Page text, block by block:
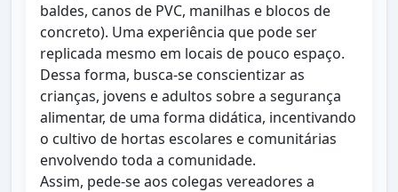
baldes, canos de PVC, manilhas e blocos de
concreto). Uma experiência que pode ser
replicada mesmo em locais de pouco espaço.
Dessa forma, busca-se conscientizar as
crianças, jovens e adultos sobre a segurança
alimentar, de uma forma didática, incentivando
o cultivo de hortas escolares e comunitárias
envolvendo toda a comunidade.
Assim, pede-se aos colegas vereadores a